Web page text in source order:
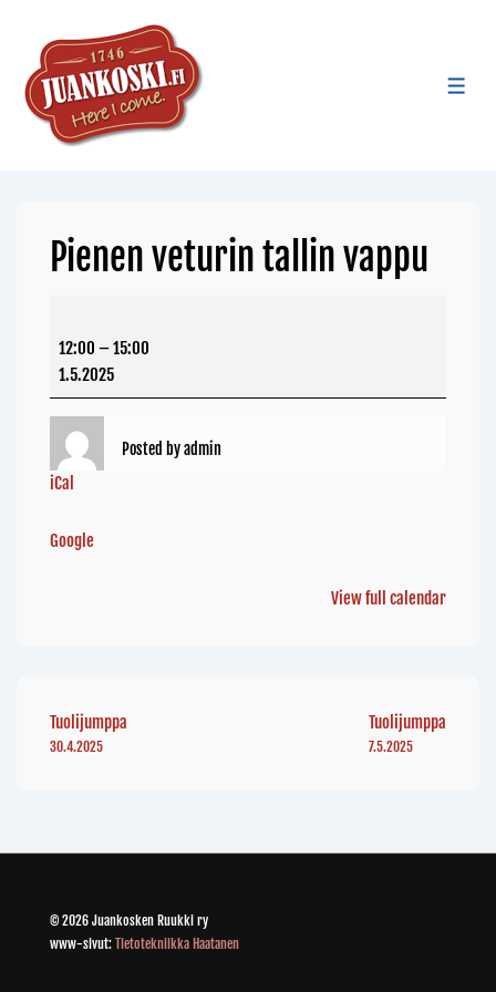
Pienen veturin tallin vappu
12:00 –15:00
1.5.2025
Posted byadmin
iCal
Google
View full calendar
Tuolijumppa
30.4.2025
Tuolijumppa
7.5.2025
© 2026 Juankosken Ruukki ry
www-sivut: Tietotekniikka Haatanen